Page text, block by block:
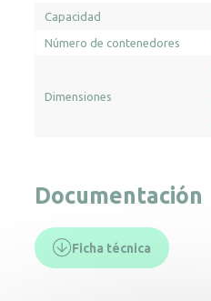
Capacidad
Número de contenedores
Dimensiones
Documentación
Ficha técnica